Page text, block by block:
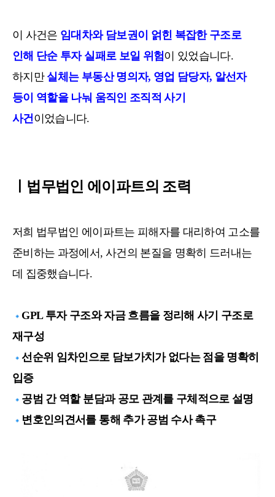
이 사건은 임대차와 담보권이 얽힌 복잡한 구조로
인해 단순 투자 실패로 보일 위험이 있었습니다.
하지만 실체는 부동산 명의자, 영업 담당자, 알선자
등이 역할을 나눠 움직인 조직적 사기
사건이었습니다.
ㅣ법무법인 에이파트의 조력
저희 법무법인 에이파트는 피해자를 대리하여 고소를
준비하는 과정에서, 사건의 본질을 명확히 드러내는
데 집중했습니다.
🔹 GPL 투자 구조와 자금 흐름을 정리해 사기 구조로
재구성
🔹선순위 임차인으로 담보가치가 없다는 점을 명확히
입증
🔹 공범 간 역할 분담과 공모 관계를 구체적으로 설명
🔹 변호인의견서를 통해 추가 공범 수사 촉구